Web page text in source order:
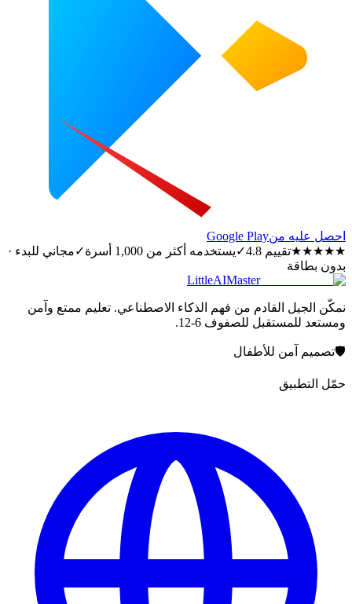
احصل عليه منGoogle Play
★★★★★تقييم 4.8 ✓يستخدمه أكثر من 1,000 أسرة ✓مجاني للبدء ·
بدون بطاقة
LittleAIMaster
نمكّن الجيل القادم من فهم الذكاء الاصطناعي. تعليم ممتع وآمن
ومستعد للمستقبل للصفوف 6-12.
🛡️تصميم آمن للأطفال
حمّل التطبيق